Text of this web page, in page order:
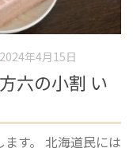
2024年4月15日
六の小割 い
す。 北海道民には